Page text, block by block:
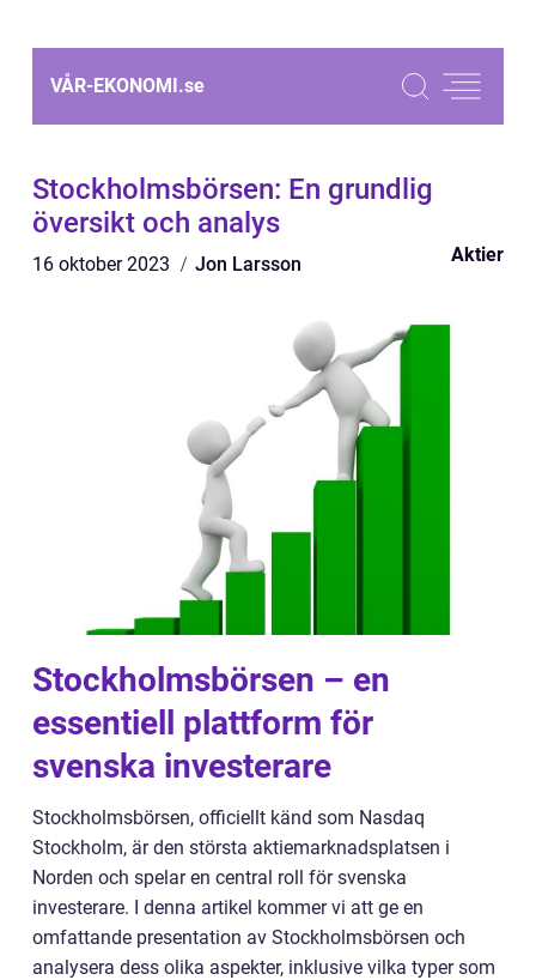
VÅR-EKONOMI.se
Stockholmsbörsen: En grundlig
översikt och analys
16 oktober 2023 Jon Larsson Aktier
Stockholmsbörsen – en
essentiell plattform för
svenska investerare
Stockholmsbörsen, officiellt känd som Nasdaq
Stockholm, är den största aktiemarknadsplatsen i
Norden och spelar en central roll för svenska
investerare. I denna artikel kommer vi att ge en
omfattande presentation av Stockholmsbörsen och
analysera dess olika aspekter, inklusive vilka typer som